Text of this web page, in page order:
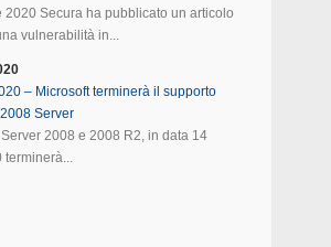
2020 Secura ha pubblicato un articolo
vulnerabilità in...
– Microsoft terminerà il supporto
Server
2008 e 2008 R2, in data 14
terminerà...